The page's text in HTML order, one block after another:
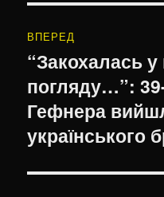
ВПЕРЕД
Наступний
запис:
“Закохалась у
погляду…”:
Гефнера
українського